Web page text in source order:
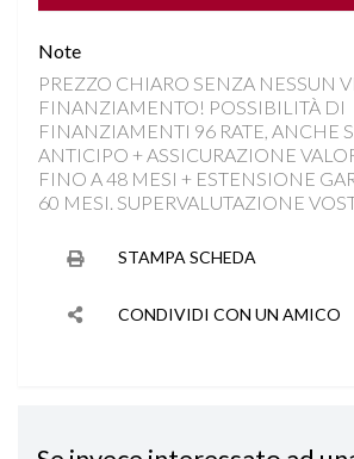
KEYLESS GO
NAVIGAZIONE
PARKTRONIC
Note
PREZZO CHIARO SENZA NESSUN
FINANZIAMENTO! POSSIBILITÀ DI
FINANZIAMENTI 96 RATE, ANCHE
ANTICIPO + ASSICURAZIONE
FINO A 48 MESI + ESTENSIONE
60 MESI. SUPERVALUTAZIONE
STAMPA SCHEDA
CONDIVIDI CON UN AMICO